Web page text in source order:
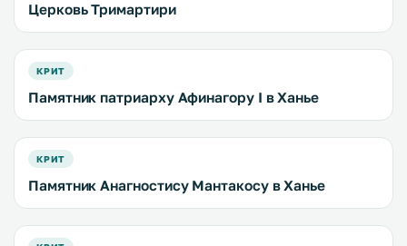
Церковь Тримартири
КРИТ
Памятник патриарху Афинагору I в Ханье
КРИТ
Памятник Анагностису Мантакосу в Ханье